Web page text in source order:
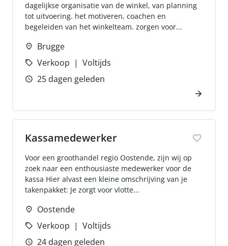
dagelijkse organisatie van de winkel, van planning
tot uitvoering. het motiveren, coachen en
begeleiden van het winkelteam. zorgen voor...
Brugge
Verkoop
Voltijds
25 dagen geleden
Kassamedewerker
Voor een groothandel regio Oostende, zijn wij op
zoek naar een enthousiaste medewerker voor de
kassa Hier alvast een kleine omschrijving van je
takenpakket: Je zorgt voor vlotte...
Oostende
Verkoop
Voltijds
24 dagen geleden